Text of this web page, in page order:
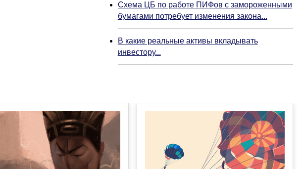
Схема ЦБ по работе ПИФов с замороженными
бумагами потребует изменения закона...
В какие реальные активы вкладывать
инвестору...